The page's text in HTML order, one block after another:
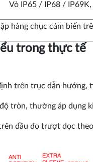
Vỏ IP65 / IP68 /
hàng chục cảm biến
trong thực tế
trên trục dẫn hướng,
tròn, thường áp dụng
đầu đo trượt dọc theo